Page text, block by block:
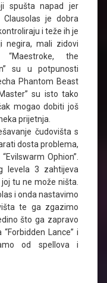
spušta napad jer
je dobra
i teže ih je
negira, mali zidovi
“Maestroke, the
su u potpunosti
Phantom Beast
su isto tako
mogao dobiti još
prijetnja.
čudovišta s
dosta problema,
Ophion”.
levela 3 zahtijeva
tu ne može ništa.
i onda nastavimo
te ga zgazimo
što ga zapravo
Lance” i
od spellova i